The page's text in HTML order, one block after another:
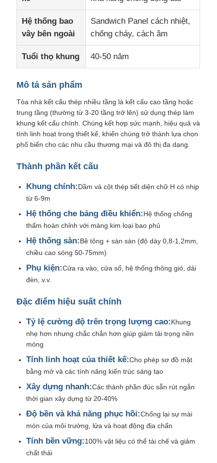
Tham quan nhà máy
Kiểm soát chất lượng
Liên hệ
Tin tức
Các vụ án
Blog
Yêu cầu báo giá
Cấu trúc thép đúc sẵn
Kho cấu trúc thép
Hội thảo cấu trúc thép
Xây dựng cấu trúc thép
Xây dựng cấu trúc thép
Xây dựng khung thép
Chế tạo kết cấu thép
Vật liệu xây dựng bằng thép
Hệ thống bao
vây bên ngoài
Sandwich Panel cách nhiệt,
chống cháy, cách âm
Tuổi thọ khung 40-50 năm
Mô tả sản phẩm
Tòa nhà kết cấu thép nhiều tầng là kết cấu cao tầng hoặc
trung tầng (thường từ 3-20 tầng trở lên) sử dụng thép làm
khung kết cấu chính. Chúng kết hợp sức mạnh, hiệu quả và
tính linh hoạt trong thiết kế, khiến chúng trở thành lựa chọn
phổ biến cho các nhu cầu thương mại và đô thị đa dạng.
Thành phần kết cấu
Khung chính:Dầm và cột thép tiết diện chữ H có nhịp
từ 6-9m
Hệ thống che bảng điều khiển:Hệ thống chống
thấm hoàn chỉnh với màng kim loại bao phủ
Hệ thống sàn:Bê tông + sàn sàn (độ dày 0,8-1,2mm,
chiều cao sóng 50-75mm)
Phụ kiện:Cửa ra vào, cửa sổ, hệ thống thông gió, dải
đèn, v.v.
Đặc điểm hiệu suất chính
Tỷ lệ cường độ trên trọng lượng cao:Khung
nhẹ hơn nhưng chắc chắn hơn giúp giảm tải trọng nền
móng
Tính linh hoạt của thiết kế:Cho phép sơ đồ mặt
bằng mở và các tính năng kiến ​​trúc sáng tạo
Xây dựng nhanh:Các thành phần đúc sẵn rút ngắn
thời gian xây dựng từ 20-40%
Độ bền và khả năng phục hồi:Chống lại sự mài
mòn của môi trường, lửa và hoạt động địa chấn
Tính bền vững:100% vật liệu có thể tái chế và giảm
chất thải